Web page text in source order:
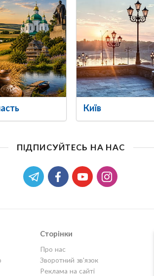
Київ
ПІДПИСУЙТЕСЬ НА НАС
Сторінки
Про нас
Зворотний зв'язок
Реклама на сайті